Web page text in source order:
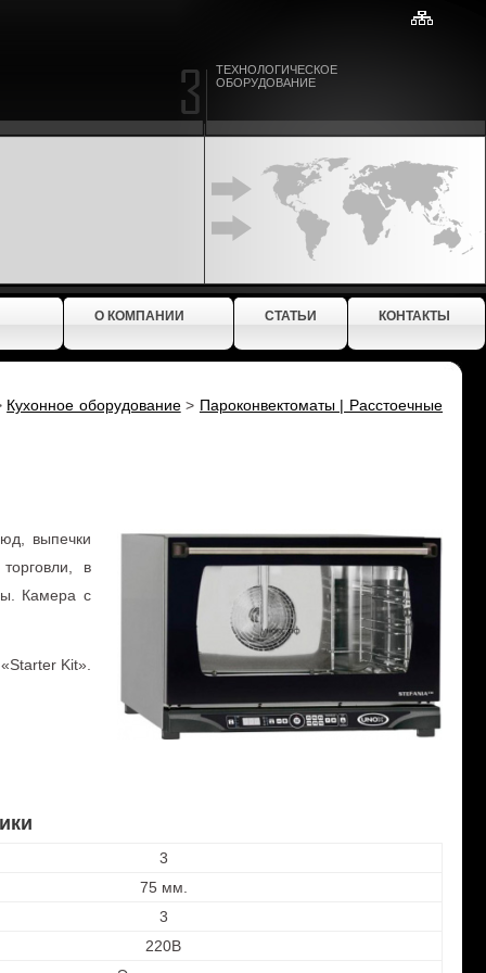
ТЕХНОЛОГИЧЕСКОЕ
ОБОРУДОВАНИЕ
О КОМПАНИИ СТАТЬИ КОНТАКТЫ
Кухонное оборудование> Пароконвектоматы | Расстоечные
выпечки
в
Камера с
Kit».
3
75 мм.
3
220В